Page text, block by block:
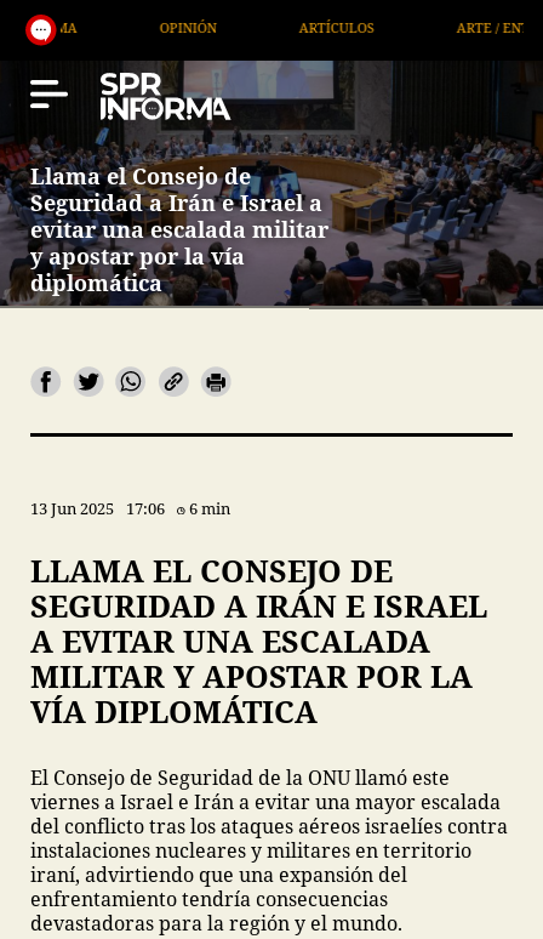
ARTE /
Llama el Consejo de
Seguridad a Irán e Israel a
evitar una escalada militar
y apostar por la vía
diplomática
13 Jun 2025 17:06 6 min
LLAMA EL CONSEJO DE
SEGURIDAD A IRÁN E ISRAEL
A EVITAR UNA ESCALADA
MILITAR Y APOSTAR POR LA
VÍA DIPLOMÁTICA
El Consejo de Seguridad de la ONU llamó este
viernes a Israel e Irán a evitar una mayor escalada
del conflicto tras los ataques aéreos israelíes contra
instalaciones nucleares y militares en territorio
iraní, advirtiendo que una expansión del
enfrentamiento tendría consecuencias
devastadoras para la región y el mundo.